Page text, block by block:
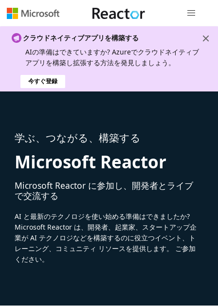
クラウドネイティブアプリを構築する
AIの準備はできていますか? Azureでクラウドネイティブ
アプリを構築し拡張する方法を発見しましょう。
今すぐ登録
学ぶ、つながる、構築する
Microsoft Reactor
Microsoft Reactor に参加し、開発者とライブ
で交流する
AI と最新のテクノロジを使い始める準備はできましたか?
Microsoft Reactor は、開発者、起業家、スタートアップ企
業が AI テクノロジなどを構築するのに役立つイベント、ト
レーニング、コミュニティ リソースを提供します。 ご参加
ください。